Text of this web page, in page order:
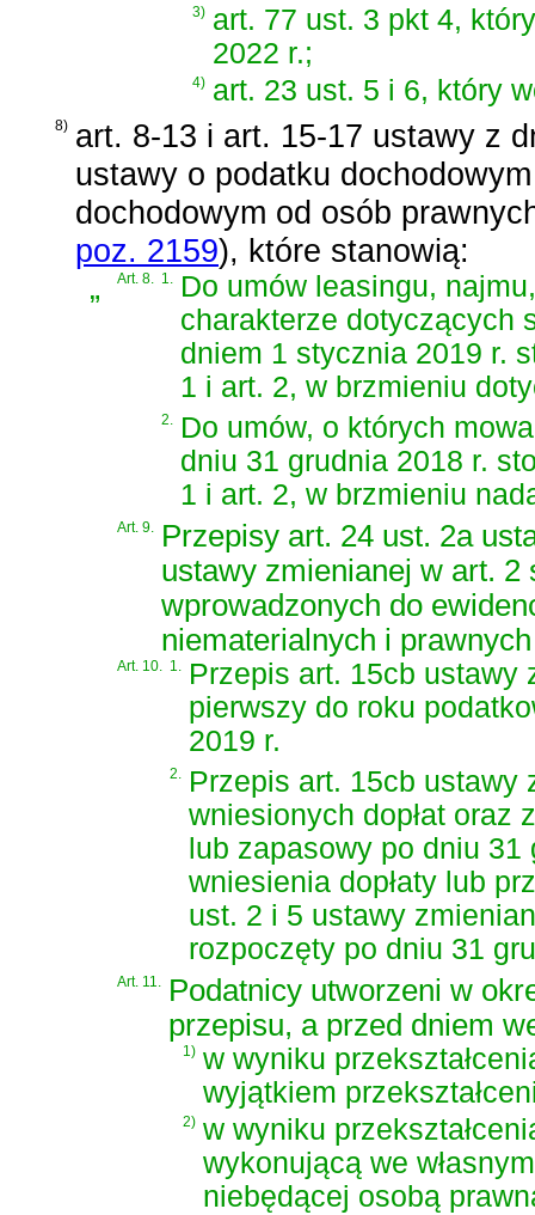
3) art. 77 ust. 3 pkt 4,
2022 r.;
4) art. 23 ust. 5 i 6, który
8) art. 8-13 i art. 15-17 ustawy z
ustawy o podatku
dochodowym od osób
poz. 2159), które stanowią:
„ Art. 8. 1.
Do umów leasingu,
charakterze dotyczących
dniem 1 stycznia 2019 r.
1 i art. 2, w brzmieniu
2.
Do umów, o których
dniu 31 grudnia 2018 r.
1 i art. 2, w brzmieniu
Art. 9.
Przepisy art. 24 ust. 2a
ustawy zmienianej w art. 2
wprowadzonych do
niematerialnych i
Art. 10. 1.
Przepis art. 15cb ustawy
pierwszy do roku
2019 r.
2.
Przepis art. 15cb ustawy
wniesionych dopłat oraz
lub zapasowy po dniu
wniesienia dopłaty lub
ust. 2 i 5 ustawy
rozpoczęty po dniu 31
Art. 11.
Podatnicy utworzeni w
przepisu, a przed dniem
1) w wyniku
wyjątkiem
2) w wyniku
wykonującą we
niebędącej osobą